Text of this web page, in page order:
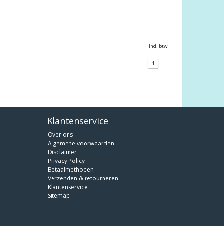
Incl. btw
1
Klantenservice
Over ons
Algemene voorwaarden
Disclaimer
Privacy Policy
Betaalmethoden
Verzenden & retourneren
Klantenservice
Sitemap